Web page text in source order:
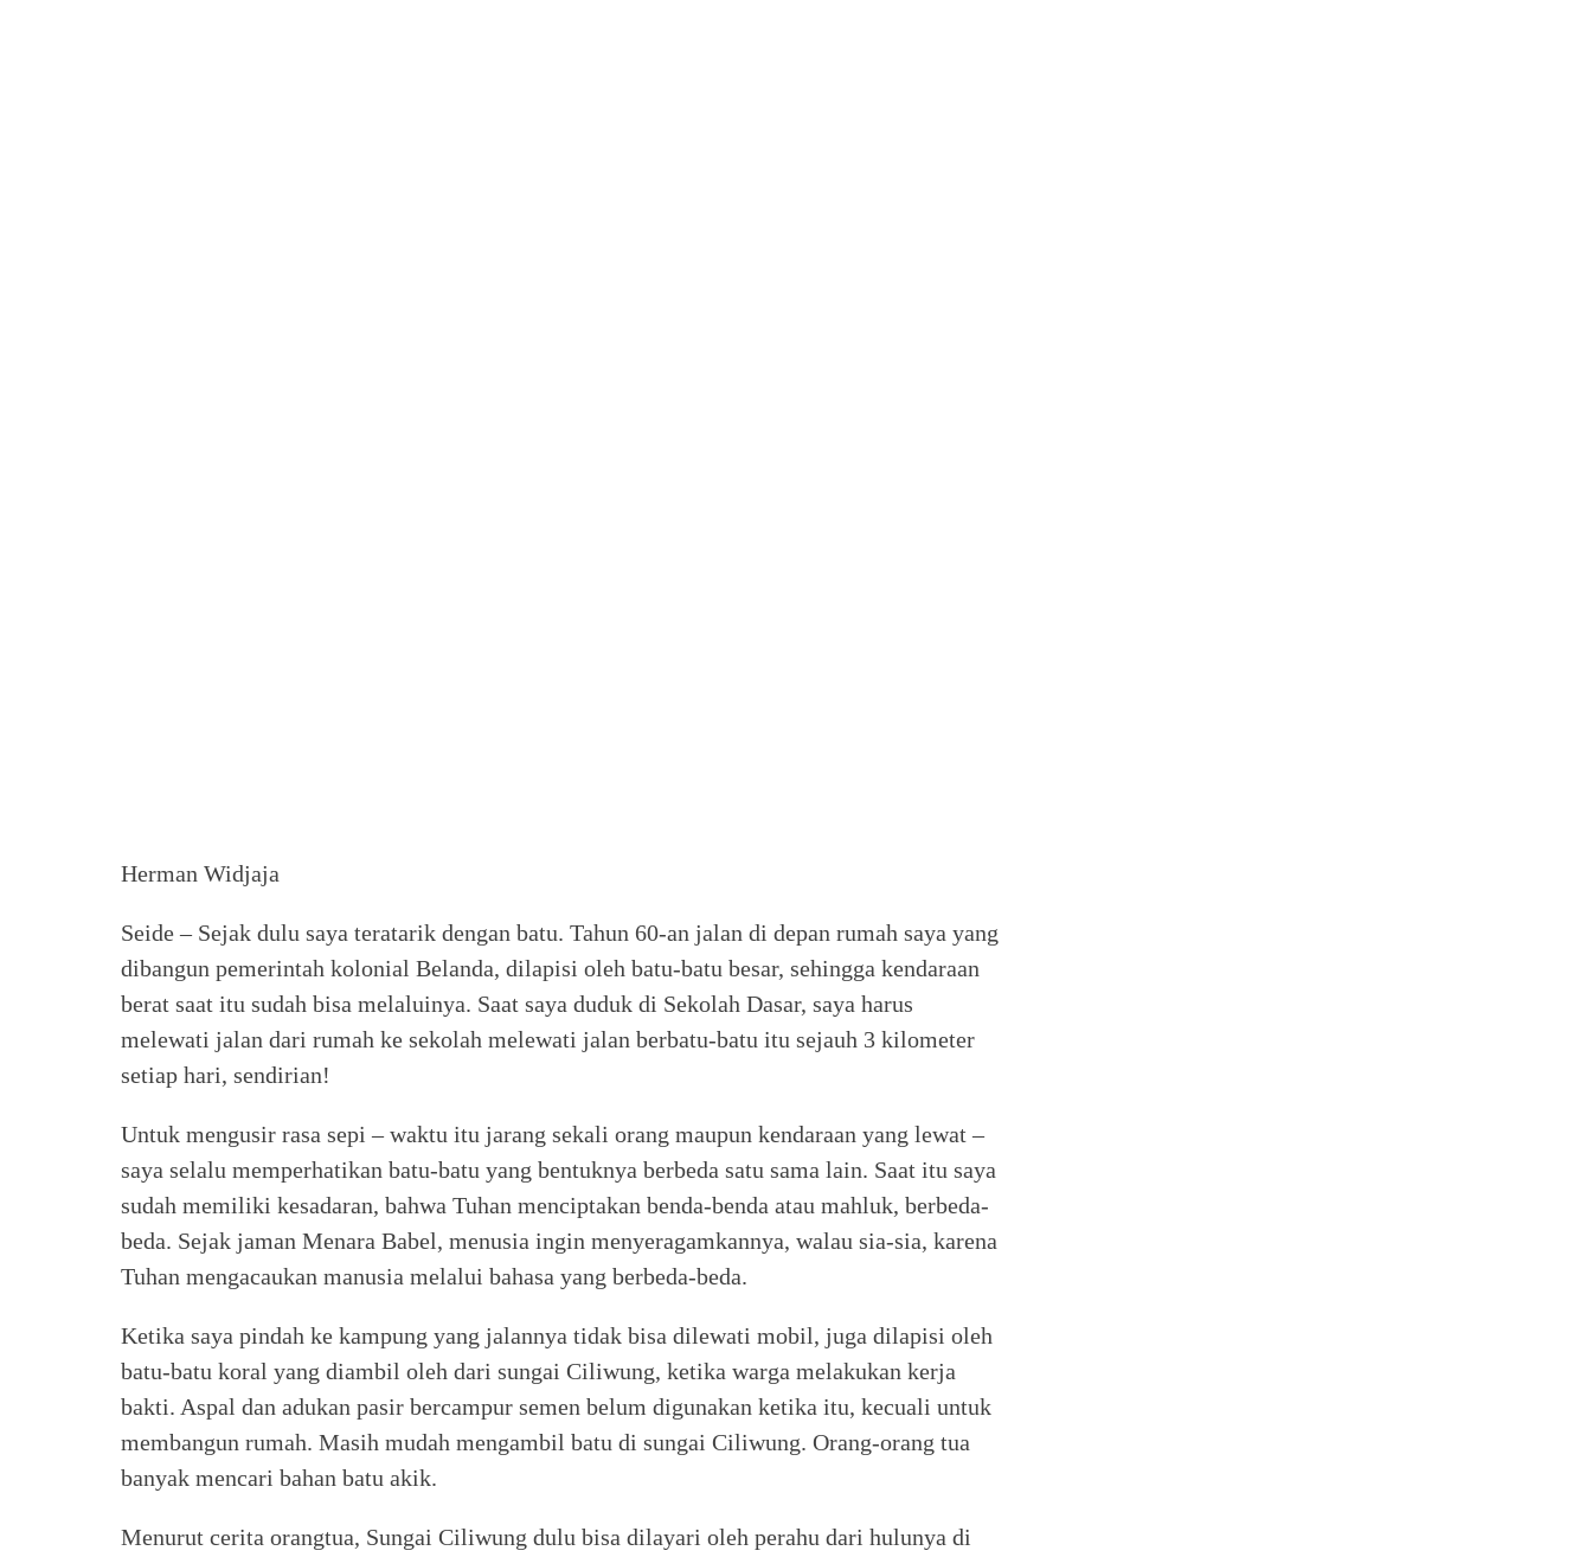
Herman Widjaja
Seide – Sejak dulu saya teratarik dengan batu. Tahun 60-an jalan di depan rumah saya yang
dibangun pemerintah kolonial Belanda, dilapisi oleh batu-batu besar, sehingga kendaraan
berat saat itu sudah bisa melaluinya. Saat saya duduk di Sekolah Dasar, saya harus
melewati jalan dari rumah ke sekolah melewati jalan berbatu-batu itu sejauh 3 kilometer
setiap hari, sendirian!
Untuk mengusir rasa sepi – waktu itu jarang sekali orang maupun kendaraan yang lewat –
saya selalu memperhatikan batu-batu yang bentuknya berbeda satu sama lain. Saat itu saya
sudah memiliki kesadaran, bahwa Tuhan menciptakan benda-benda atau mahluk, berbeda-
beda. Sejak jaman Menara Babel, menusia ingin menyeragamkannya, walau sia-sia, karena
Tuhan mengacaukan manusia melalui bahasa yang berbeda-beda.
Ketika saya pindah ke kampung yang jalannya tidak bisa dilewati mobil, juga dilapisi oleh
batu-batu koral yang diambil oleh dari sungai Ciliwung, ketika warga melakukan kerja
bakti. Aspal dan adukan pasir bercampur semen belum digunakan ketika itu, kecuali untuk
membangun rumah. Masih mudah mengambil batu di sungai Ciliwung. Orang-orang tua
banyak mencari bahan batu akik.
Menurut cerita orangtua, Sungai Ciliwung dulu bisa dilayari oleh perahu dari hulunya di